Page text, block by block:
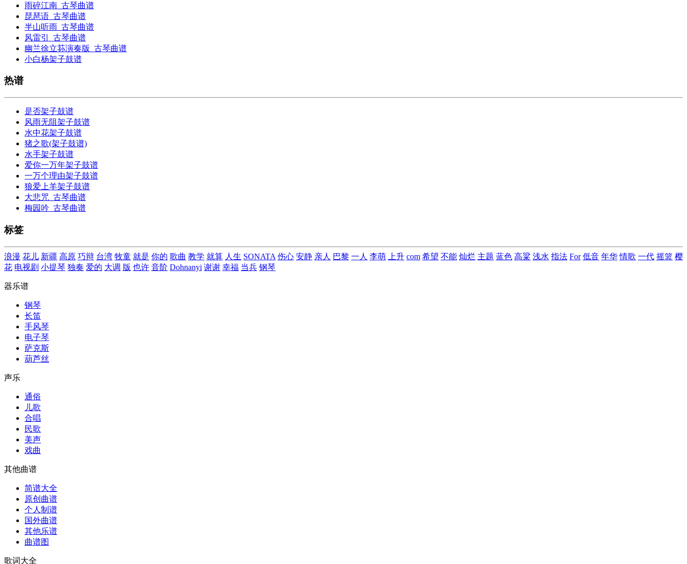
雨碎江南_古琴曲谱
琵琶语_古琴曲谱
半山听雨_古琴曲谱
风雷引_古琴曲谱
幽兰徐立荪演奏版_古琴曲谱
小白杨架子鼓谱
热谱
是否架子鼓谱
风雨无阻架子鼓谱
水中花架子鼓谱
猪之歌(架子鼓谱)
水手架子鼓谱
爱你一万年架子鼓谱
一万个理由架子鼓谱
狼爱上羊架子鼓谱
大悲咒_古琴曲谱
梅园吟_古琴曲谱
标签
浪漫 花儿 新疆 高原 巧辩 台湾 牧童 就是 你的 歌曲 教学 就算 人生 SONATA 伤心 安静 亲人 巴黎 一人 李萌 上升 com 希望 不能 灿烂 主题 蓝色 高粱 浅水 指法 For 低音 年华 情歌 一代 摇篮 樱
花 电视剧 小提琴 独奏 爱的 大调 版 也许 音阶 Dohnanyi 谢谢 幸福 当兵 钢琴
器乐谱
钢琴
长笛
手风琴
电子琴
萨克斯
葫芦丝
声乐
通俗
儿歌
合唱
民歌
美声
戏曲
其他曲谱
简谱大全
原创曲谱
个人制谱
国外曲谱
其他乐谱
曲谱图
歌词大全